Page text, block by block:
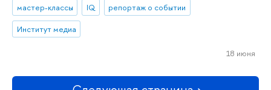
мастер-классы
IQ
репортаж о событии
Институт медиа
18 июня